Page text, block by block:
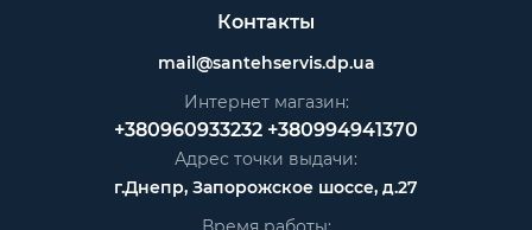
Контакты
mail@santehservis.dp.ua
Интернет магазин:
+380960933232 +380994941370
Адрес точки выдачи:
г.Днепр, Запорожское шоссе, д.27